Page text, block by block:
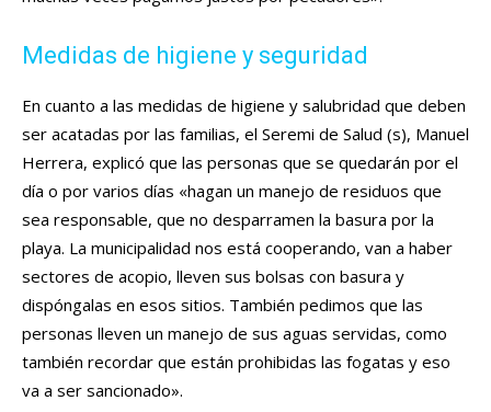
Medidas de higiene y seguridad
En cuanto a las medidas de higiene y salubridad que deben
ser acatadas por las familias, el Seremi de Salud (s), Manuel
Herrera, explicó que las personas que se quedarán por el
día o por varios días «hagan un manejo de residuos que
sea responsable, que no desparramen la basura por la
playa. La municipalidad nos está cooperando, van a haber
sectores de acopio, lleven sus bolsas con basura y
dispóngalas en esos sitios. También pedimos que las
personas lleven un manejo de sus aguas servidas, como
también recordar que están prohibidas las fogatas y eso
va a ser sancionado».